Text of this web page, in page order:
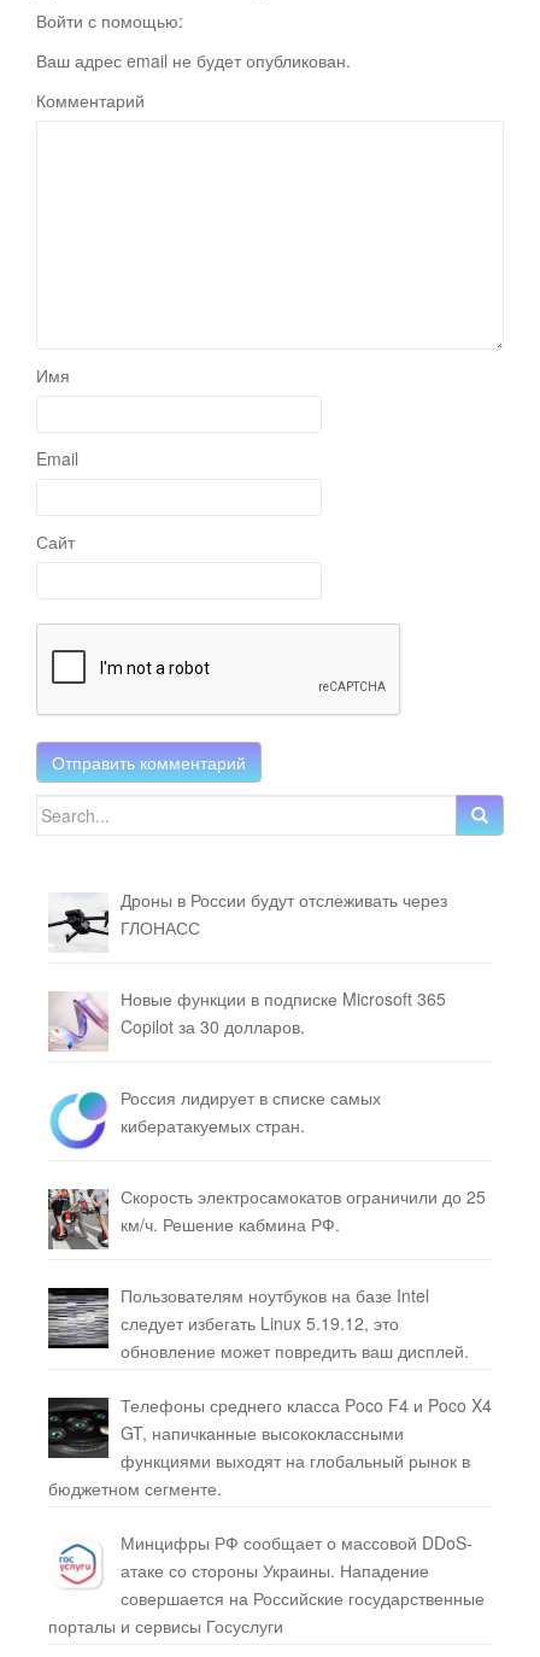
Войти с помощью:
Ваш адрес email не будет опубликован.
Комментарий
Имя
Email
Сайт
Search for:
Дроны в России будут отслеживать через
ГЛОНАСС
Новые функции в подписке Microsoft 365
Copilot за 30 долларов.
Россия лидирует в списке самых
кибератакуемых стран.
Скорость электросамокатов ограничили до 25
км/ч. Решение кабмина РФ.
Пользователям ноутбуков на базе Intel
следует избегать Linux 5.19.12, это
обновление может повредить ваш дисплей.
Телефоны среднего класса Poco F4 и Poco X4
GT, напичканные высококлассными
функциями выходят на глобальный рынок в
бюджетном сегменте.
Минцифры РФ сообщает о массовой DDoS-
атаке со стороны Украины. Нападение
совершается на Российские государственные
порталы и сервисы Госуслуги